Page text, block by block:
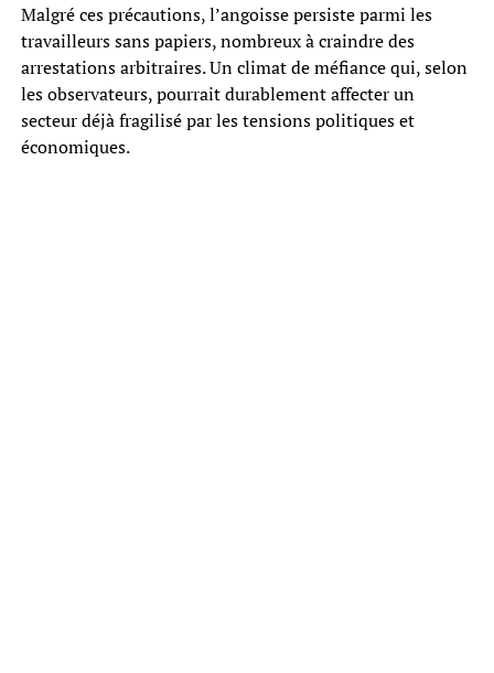
Malgré ces précautions, l’angoisse persiste parmi les
travailleurs sans papiers, nombreux à craindre des
arrestations arbitraires. Un climat de méfiance qui, selon
les observateurs, pourrait durablement affecter un
secteur déjà fragilisé par les tensions politiques et
économiques.